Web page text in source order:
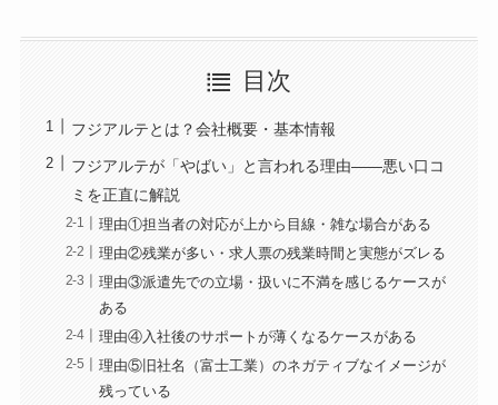
目次
フジアルテとは？会社概要・基本情報
フジアルテが「やばい」と言われる理由——悪い口コ
ミを正直に解説
理由①担当者の対応が上から目線・雑な場合がある
理由②残業が多い・求人票の残業時間と実態がズレる
理由③派遣先での立場・扱いに不満を感じるケースが
ある
理由④入社後のサポートが薄くなるケースがある
理由⑤旧社名（富士工業）のネガティブなイメージが
残っている